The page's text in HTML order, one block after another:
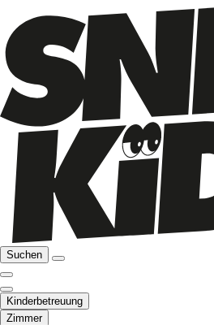
Suchen
Kinderbetreuung
Zimmer